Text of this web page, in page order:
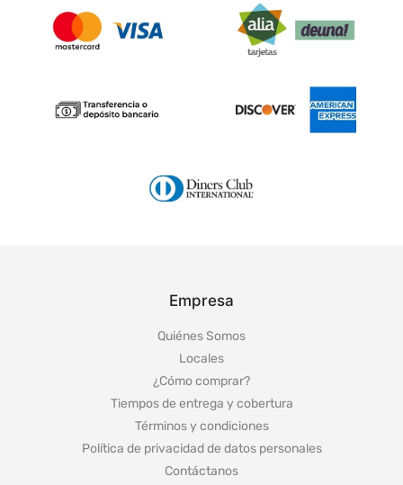
Empresa
Quiénes Somos
Locales
¿Cómo comprar?
Tiempos de entrega y cobertura
Términos y condiciones
Política de privacidad de datos personales
Contáctanos